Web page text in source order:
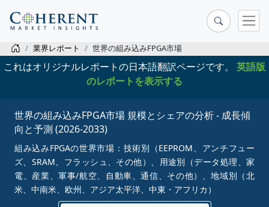
業界レポート 世界の組み込みFPGA市場
これはオリジナルレポートの日本語翻訳ページです。 英語版
のレポートを表示する
世界の組み込みFPGA市場 規模とシェアの分析 - 成長傾
向と予測 (2026-2033)
組み込みFPGAの世界市場：技術別（EEPROM、アンチフュー
ズ、SRAM、フラッシュ、その他）、用途別（データ処理、家
電、産業、軍事/航空、自動車、通信、その他）、地域別（北
米、中南米、欧州、アジア太平洋、中東・アフリカ）